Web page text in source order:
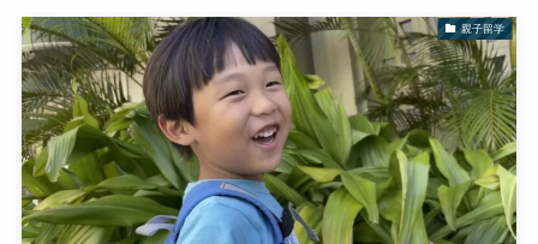
親子留学